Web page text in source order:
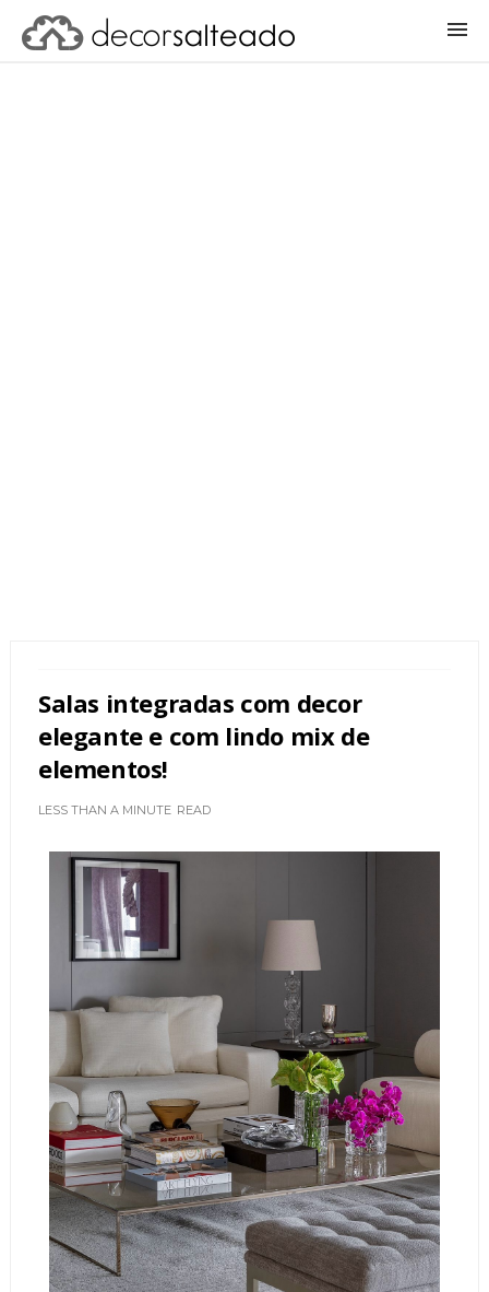
Salas integradas com decor
elegante e com lindo mix de
elementos!
LESS THAN A MINUTE READ